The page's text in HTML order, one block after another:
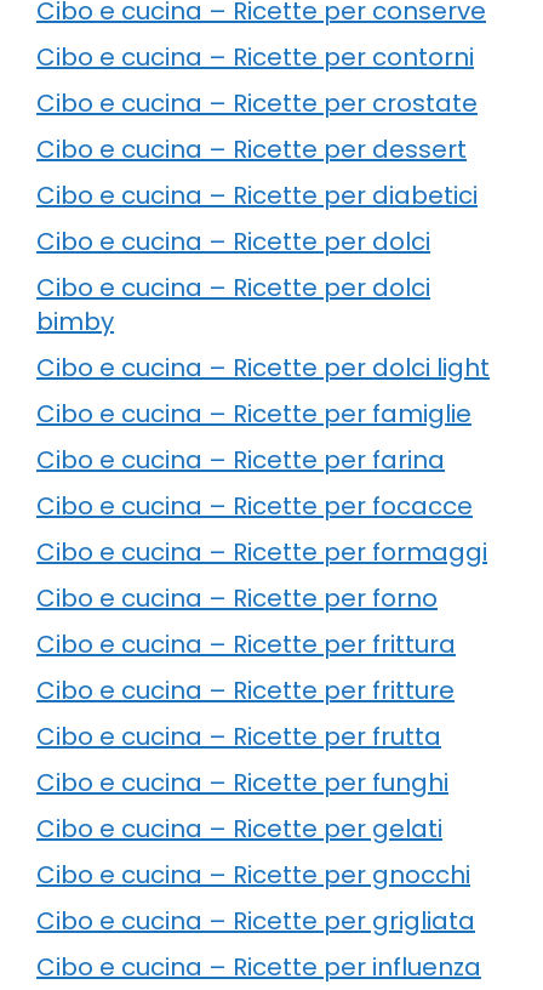
Cibo e cucina – Ricette per conserve
Cibo e cucina – Ricette per contorni
Cibo e cucina – Ricette per crostate
Cibo e cucina – Ricette per dessert
Cibo e cucina – Ricette per diabetici
Cibo e cucina – Ricette per dolci
Cibo e cucina – Ricette per dolci
bimby
Cibo e cucina – Ricette per dolci light
Cibo e cucina – Ricette per famiglie
Cibo e cucina – Ricette per farina
Cibo e cucina – Ricette per focacce
Cibo e cucina – Ricette per formaggi
Cibo e cucina – Ricette per forno
Cibo e cucina – Ricette per frittura
Cibo e cucina – Ricette per fritture
Cibo e cucina – Ricette per frutta
Cibo e cucina – Ricette per funghi
Cibo e cucina – Ricette per gelati
Cibo e cucina – Ricette per gnocchi
Cibo e cucina – Ricette per grigliata
Cibo e cucina – Ricette per influenza